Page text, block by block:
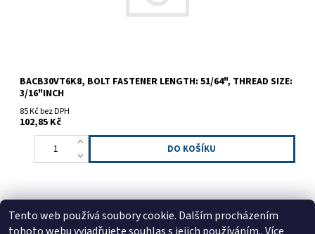
BACB30VT6K8, BOLT FASTENER LENGTH: 51/64", THREAD SIZE:
3/16"INCH
85 Kč bez DPH
102,85 Kč
Tento web používá soubory cookie. Dalším procházením